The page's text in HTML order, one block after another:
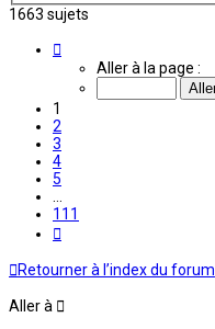
1663 sujets
Aller à la page :
1
2
3
4
5
111
Retourner à l’index du forum
Aller à